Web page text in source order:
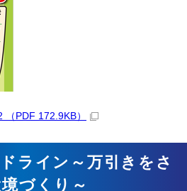
PDF 172.9KB）
ライン～万引きをさ
づくり～